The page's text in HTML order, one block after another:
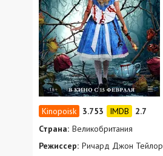
3.753
2.7
Страна: Великобритания
Режиссер: Ричард Джон Тейлор